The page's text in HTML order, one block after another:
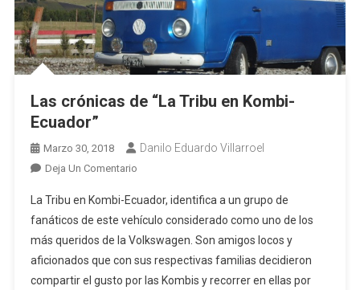
Las crónicas de “La Tribu en Kombi-
Ecuador”
Marzo 30, 2018 Danilo Eduardo Villarroel
Deja Un ComentarioEn
Crónicas
De
“La
Tribu
En
La Tribu en Kombi-Ecuador, identifica a un grupo de
fanáticos de este vehículo considerado como uno de los
más queridos de la Volkswagen. Son amigos locos y
aficionados que con sus respectivas familias decidieron
compartir el gusto por las Kombis y recorrer en ellas por